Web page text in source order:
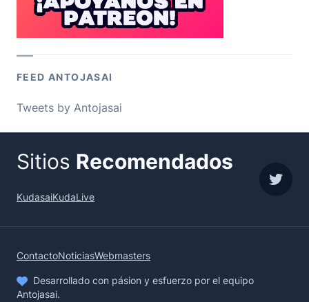
FEED ANTOJASAI
Tweets by Antojasai
Sitios Recomendados
KudasaiKudaLive
ContactoNoticiasWebmasters
Desarrollado con pásion y esfuerzo por el equipo
Antojasai.